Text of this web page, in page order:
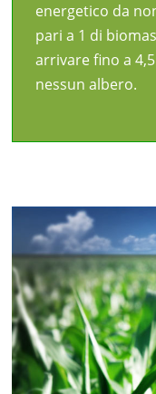
energetico da
pari a 1 di
arrivare fino a
nessun albero.